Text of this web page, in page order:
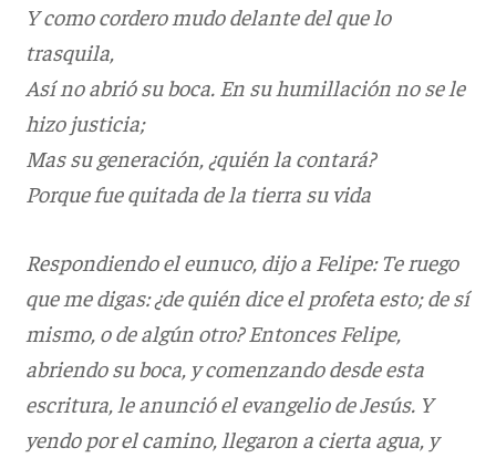
Y como cordero mudo delante del que lo
trasquila,
Así no abrió su boca. En su humillación no se le
hizo justicia;
Mas su generación, ¿quién la contará?
Porque fue quitada de la tierra su vida
Respondiendo el eunuco, dijo a Felipe: Te ruego
que me digas: ¿de quién dice el profeta esto; de sí
mismo, o de algún otro? Entonces Felipe,
abriendo su boca, y comenzando desde esta
escritura, le anunció el evangelio de Jesús. Y
yendo por el camino, llegaron a cierta agua, y